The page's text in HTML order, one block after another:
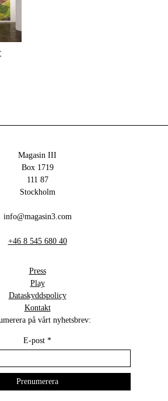
Magasin III
Box 1719
111 87
Stockholm
info@magasin3.com
+46 8 545 680 40
Press
Play
Dataskyddspolicy
Kontakt
på vårt nyhetsbrev:
E-post *